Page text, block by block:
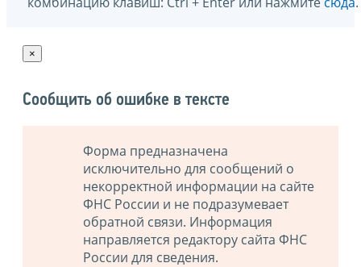
×
Сообщить об ошибке в тексте
Форма предназначена
исключительно для сообщений о
некорректной информации на сайте
ФНС России и не подразумевает
обратной связи. Информация
направляется редактору сайта ФНС
России для сведения.